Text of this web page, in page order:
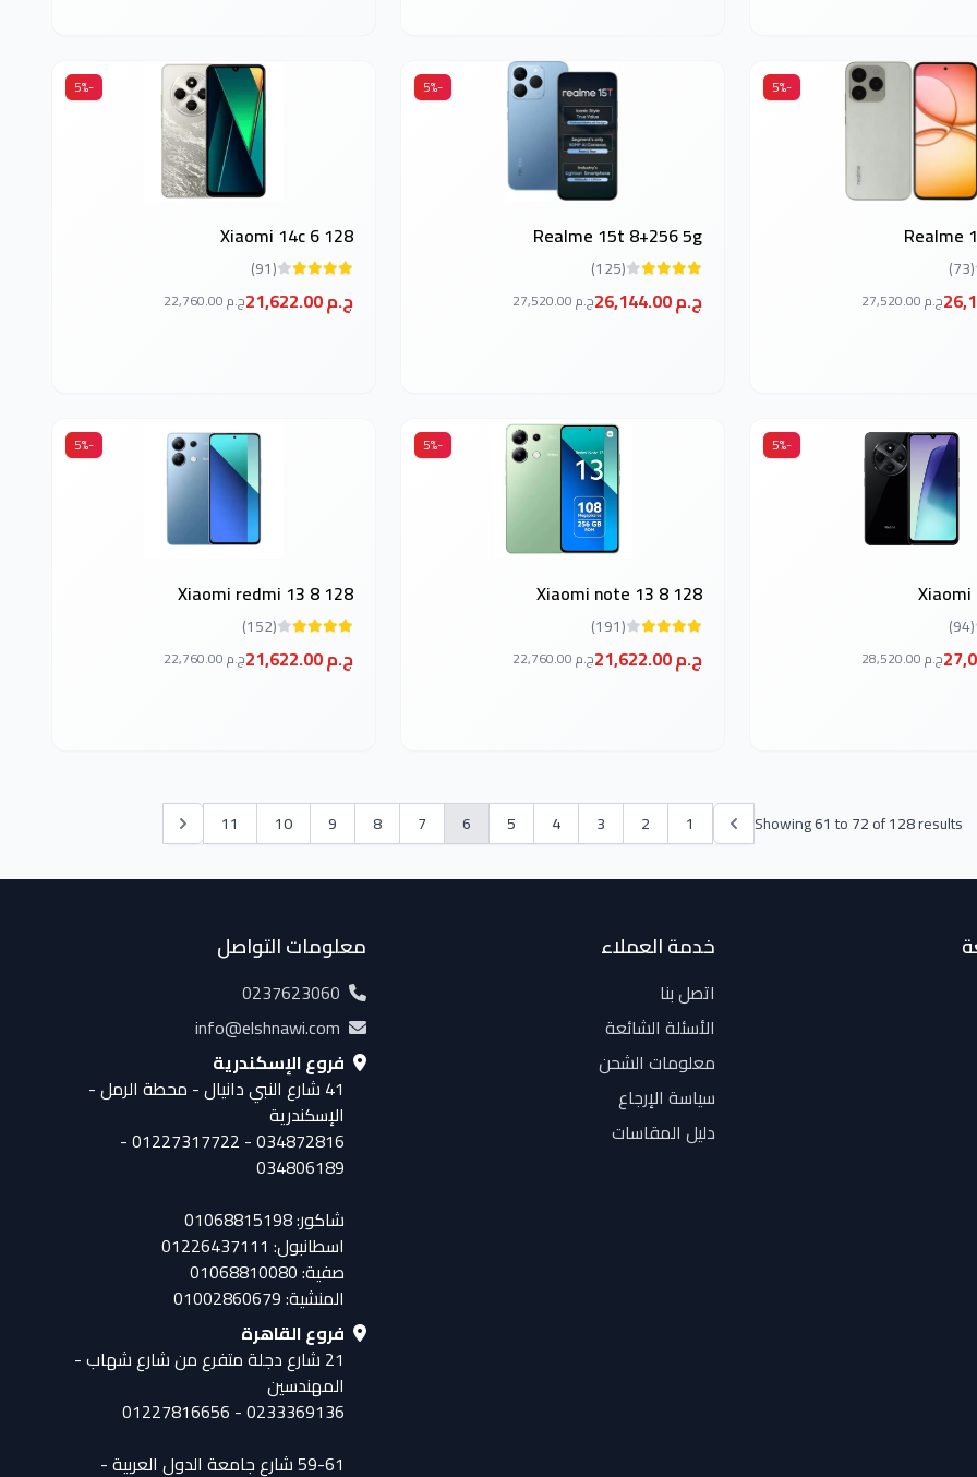
-5%
Realme
(73)
27,520.00 ج.م
-5%
Realme 15t 8+256 5g
(125)
26,144.00 ج.م 27,520.00 ج.م
-5%
Xiaomi 14c 6 128
(91)
21,622.00 ج.م 22,760.00 ج.م
-5%
(94)
28,520.00 ج.م
-5%
Xiaomi note 13 8 128
(191)
21,622.00 ج.م 22,760.00 ج.م
-5%
Xiaomi redmi 13 8 128
(152)
21,622.00 ج.م 22,760.00 ج.م
Showing61to72of128results
1
2
3
4
5
6
7
8
9
10
11
خدمة العملاء
اتصل بنا
الأسئلة الشائعة
معلومات الشحن
سياسة الإرجاع
دليل المقاسات
معلومات التواصل
0237623060
info@elshnawi.com
فروع الإسكندرية
41 شارع النبي دانيال - محطة الرمل -
الإسكندرية
034872816 - 01227317722 -
034806189
شاكور: 01068815198
اسطانبول: 01226437111
صفية: 01068810080
المنشية: 01002860679
فروع القاهرة
21 شارع دجلة متفرع من شارع شهاب -
المهندسين
0233369136 - 01227816656
59-61 شارع جامعة الدول العربية -